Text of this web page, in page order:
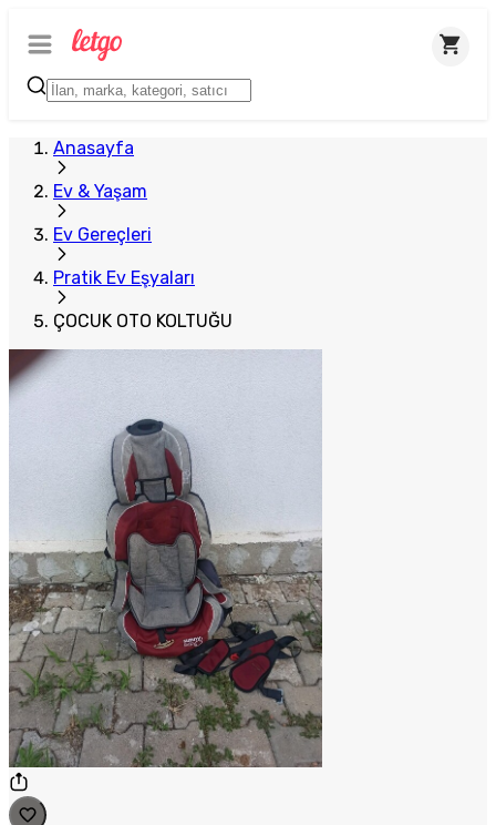
Anasayfa
Ev & Yaşam
Ev Gereçleri
Pratik Ev Eşyaları
ÇOCUK OTO KOLTUĞU